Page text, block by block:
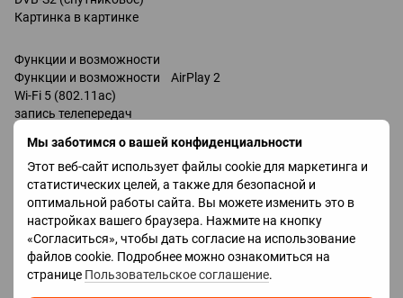
Мы заботимся о вашей конфиденциальности
Этот веб-сайт использует файлы cookie для маркетинга и
статистических целей, а также для безопасной и
оптимальной работы сайта. Вы можете изменить это в
настройках вашего браузера. Нажмите на кнопку
«Согласиться», чтобы дать согласие на использование
файлов cookie. Подробнее можно ознакомиться на
странице Пользовательское соглашение.
Картинка в картинке
Функции и возможности
Функции и возможности AirPlay 2
Wi-Fi 5 (802.11ac)
запись телепередач
Bluetooth v 5.2
поддержка DLNA
управление голосом
Amazon Alexa
Google Assistant / совместимость /
Bixby
Разъемы
Входы USB 2 шт / 2x USB-A /